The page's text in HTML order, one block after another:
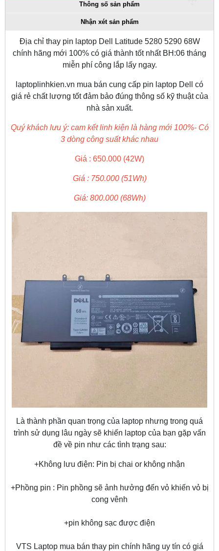
Thông số sản phẩm
Nhận xét sản phẩm
Địa chỉ thay pin laptop Dell Latitude 5280 5290 68W
chính hãng mới 100% có giá thành tốt nhất BH:06 tháng
miễn phí công lắp lấy ngay.
laptoplinhkien.vn mua bán cung cấp pin laptop Dell có
giá rẻ chất lượng tốt đảm bảo đúng thông số kỹ thuật của
nhà sản xuất.
Quý khách lưu ý: cam kết linh kiện là hàng mới 100%- Có
3 dòng công suất khác nhau
Giá : 650.000 (42W)
Giá : 750.000 (51Wh)
Giá: 800.000 (68Wh)
Là thành phần quan trọng của laptop nhưng trong quá
trình sử dụng lâu ngày sẽ khiến laptop của bạn gặp vấn
đề về pin như các tình trạng sau:
+Không lưu điện: Pin bị chai or không nhận
+Phồng pin : Pin phồng sẽ ảnh hưởng đến vỏ khiến vỏ bị
cong vênh
+pin không sạc được điện
VTS Laptop mua bán thay pin chính hãng uy tín có giá